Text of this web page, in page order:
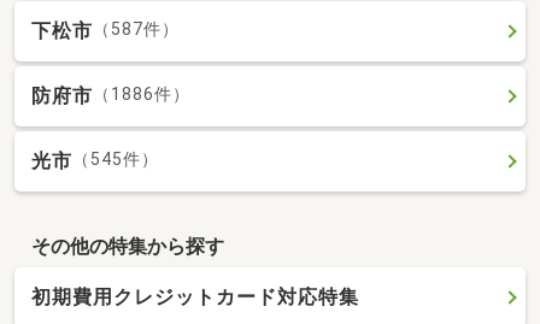
下松市 （587件）
防府市 （1886件）
光市 （545件）
その他の特集から探す
初期費用クレジットカード対応特集